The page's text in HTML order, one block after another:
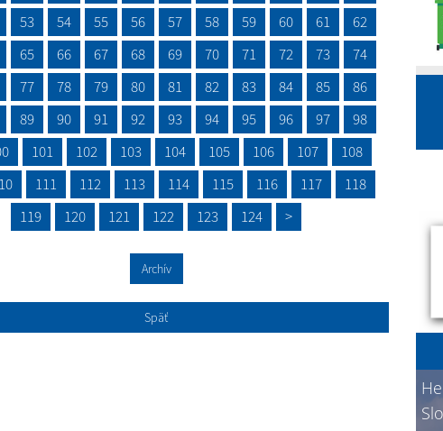
53 54 55 56 57 58 59 60 61
62
65 66 67 68 69 70 71 72 73
74
77 78 79 80 81 82 83 84 85
86
89 90 91 92 93 94 95 96 97
98
101 102 103 104 105 106 107
108
111 112 113 114 115 116 117
118
119
120 121 122 123 124 >
Archív
Späť